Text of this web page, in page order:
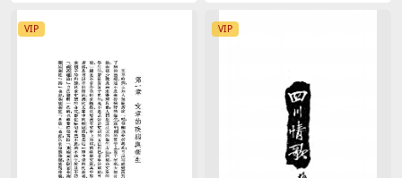
VIP VIP